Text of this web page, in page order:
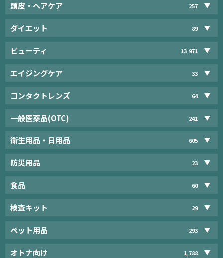
頭皮・ヘアケア 257
ダイエット 89
ビューティ 13,971
エイジングケア 33
コンタクトレンズ 64
一般医薬品(OTC) 241
衛生用品・日用品 605
防災用品 23
食品 60
検査キット 29
ペット用品 293
オトナ向け 1,788